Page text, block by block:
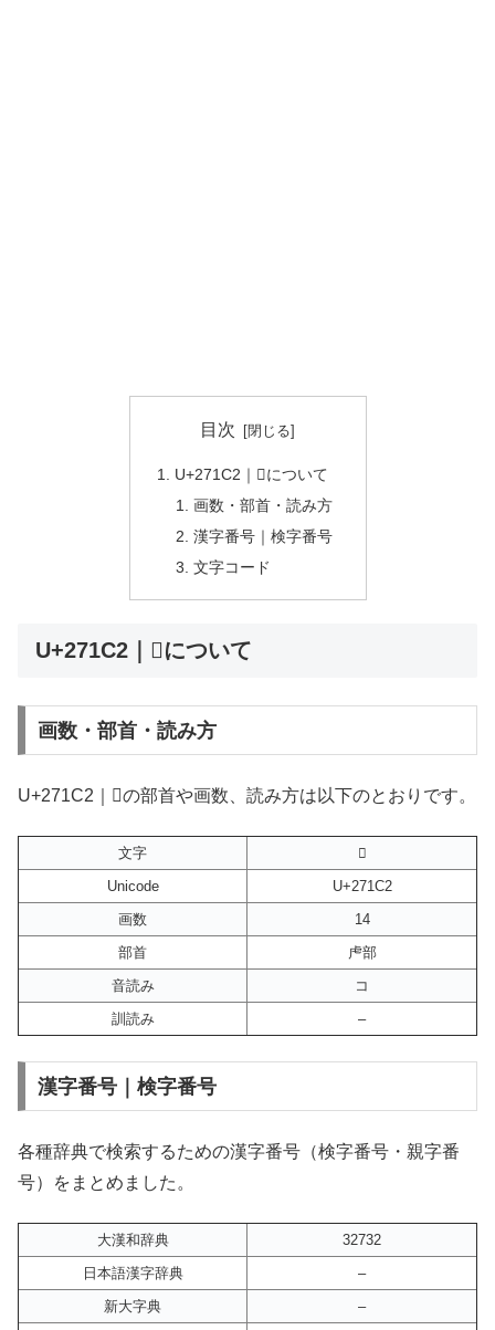
目次
U+271C2｜𧇂について
画数・部首・読み方
漢字番号｜検字番号
文字コード
U+271C2｜𧇂について
画数・部首・読み方
U+271C2｜𧇂の部首や画数、読み方は以下のとおりです。
文字
𧇂
Unicode
U+271C2
画数
14
部首
虍部
音読み
コ
訓読み
–
漢字番号｜検字番号
各種辞典で検索するための漢字番号（検字番号・親字番
号）をまとめました。
大漢和辞典
32732
日本語漢字辞典
–
新大字典
–